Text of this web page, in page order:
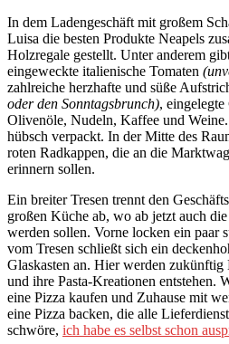
In dem Ladengeschäft mit großem
Luisa die besten Produkte Neapels
Holzregale gestellt. Unter anderem
eingeweckte italienische Tomaten
zahlreiche herzhafte und süße
oder den Sonntagsbrunch),
Olivenöle, Nudeln, Kaffee und
hübsch verpackt. In der Mitte des
roten Radkappen, die an die
erinnern sollen.
Ein breiter Tresen trennt den
großen Küche ab, wo ab jetzt auch
werden sollen. Vorne locken ein paar
vom Tresen schließt sich ein
Glaskasten an. Hier werden zukünftig
und ihre Pasta-Kreationen entstehen.
eine Pizza kaufen und Zuhause mit
eine Pizza backen, die alle
schwöre, ich habe es selbst schon